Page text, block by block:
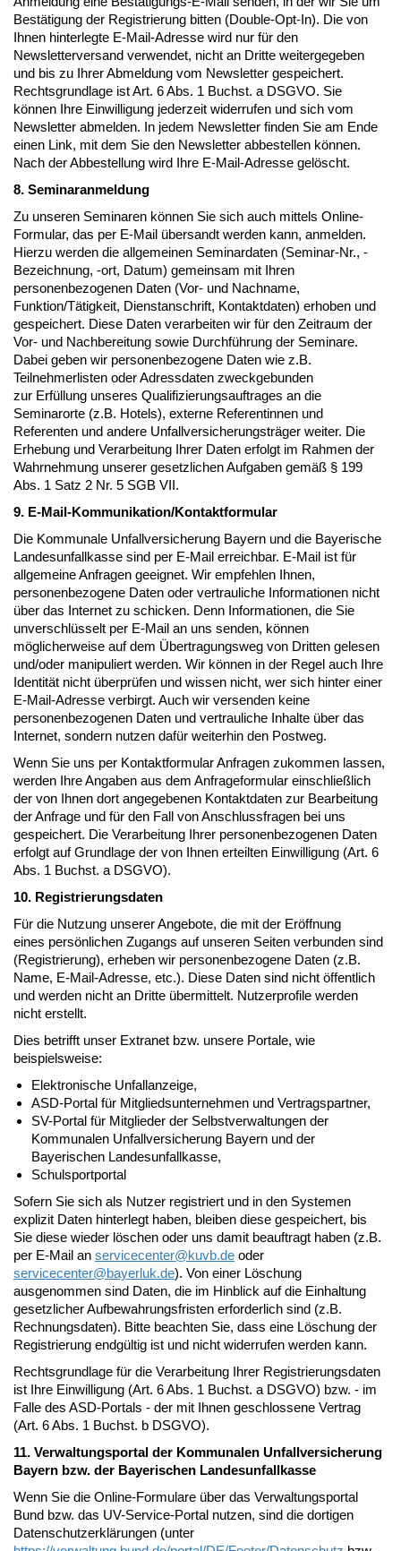
Bestätigung der Registrierung bitten (Double-Opt-In). Die von
Ihnen hinterlegte E-Mail-Adresse wird nur für den
Newsletterversand verwendet, nicht an Dritte weitergegeben
und bis zu Ihrer Abmeldung vom Newsletter gespeichert.
Rechtsgrundlage ist Art. 6 Abs. 1 Buchst. a DSGVO. Sie
können Ihre Einwilligung jederzeit widerrufen und sich vom
Newsletter abmelden. In jedem Newsletter finden Sie am Ende
einen Link, mit dem Sie den Newsletter abbestellen können.
Nach der Abbestellung wird Ihre E-Mail-Adresse gelöscht.
8. Seminaranmeldung
Zu unseren Seminaren können Sie sich auch mittels Online-
Formular, das per E-Mail übersandt werden kann, anmelden.
Hierzu werden die allgemeinen Seminardaten (Seminar-Nr., -
Bezeichnung, -ort, Datum) gemeinsam mit Ihren
personenbezogenen Daten (Vor- und Nachname,
Funktion/Tätigkeit, Dienstanschrift, Kontaktdaten) erhoben und
gespeichert. Diese Daten verarbeiten wir für den Zeitraum der
Vor- und Nachbereitung sowie Durchführung der Seminare.
Dabei geben wir personenbezogene Daten wie z.B.
Teilnehmerlisten oder Adressdaten zweckgebunden
zur Erfüllung unseres Qualifizierungsauftrages an die
Seminarorte (z.B. Hotels), externe Referentinnen und
Referenten und andere Unfallversicherungsträger weiter. Die
Erhebung und Verarbeitung Ihrer Daten erfolgt im Rahmen der
Wahrnehmung unserer gesetzlichen Aufgaben gemäß § 199
Abs. 1 Satz 2 Nr. 5 SGB VII.
9. E-Mail-Kommunikation/Kontaktformular
Die Kommunale Unfallversicherung Bayern und die Bayerische
Landesunfallkasse sind per E-Mail erreichbar. E-Mail ist für
allgemeine Anfragen geeignet. Wir empfehlen Ihnen,
personenbezogene Daten oder vertrauliche Informationen nicht
über das Internet zu schicken. Denn Informationen, die Sie
unverschlüsselt per E-Mail an uns senden, können
möglicherweise auf dem Übertragungsweg von Dritten gelesen
und/oder manipuliert werden. Wir können in der Regel auch Ihre
Identität nicht überprüfen und wissen nicht, wer sich hinter einer
E-Mail-Adresse verbirgt. Auch wir versenden keine
personenbezogenen Daten und vertrauliche Inhalte über das
Internet, sondern nutzen dafür weiterhin den Postweg.
Wenn Sie uns per Kontaktformular Anfragen zukommen lassen,
werden Ihre Angaben aus dem Anfrageformular einschließlich
der von Ihnen dort angegebenen Kontaktdaten zur Bearbeitung
der Anfrage und für den Fall von Anschlussfragen bei uns
gespeichert. Die Verarbeitung Ihrer personenbezogenen Daten
erfolgt auf Grundlage der von Ihnen erteilten Einwilligung (Art. 6
Abs. 1 Buchst. a DSGVO).
10. Registrierungsdaten
Für die Nutzung unserer Angebote, die mit der Eröffnung
eines persönlichen Zugangs auf unseren Seiten verbunden sind
(Registrierung), erheben wir personenbezogene Daten (z.B.
Name, E-Mail-Adresse, etc.). Diese Daten sind nicht öffentlich
und werden nicht an Dritte übermittelt. Nutzerprofile werden
nicht erstellt.
Dies betrifft unser Extranet bzw. unsere Portale, wie
beispielsweise:
Elektronische Unfallanzeige,
ASD-Portal für Mitgliedsunternehmen und Vertragspartner,
SV-Portal für Mitglieder der Selbstverwaltungen der
Kommunalen Unfallversicherung Bayern und der
Bayerischen Landesunfallkasse,
Schulsportportal
Sofern Sie sich als Nutzer registriert und in den Systemen
explizit Daten hinterlegt haben, bleiben diese gespeichert, bis
Sie diese wieder löschen oder uns damit beauftragt haben (z.B.
per E-Mail an servicecenter@kuvb.de oder
servicecenter@bayerluk.de). Von einer Löschung
ausgenommen sind Daten, die im Hinblick auf die Einhaltung
gesetzlicher Aufbewahrungsfristen erforderlich sind (z.B.
Rechnungsdaten). Bitte beachten Sie, dass eine Löschung der
Registrierung endgültig ist und nicht widerrufen werden kann.
Rechtsgrundlage für die Verarbeitung Ihrer Registrierungsdaten
ist Ihre Einwilligung (Art. 6 Abs. 1 Buchst. a DSGVO) bzw. - im
Falle des ASD-Portals - der mit Ihnen geschlossene Vertrag
(Art. 6 Abs. 1 Buchst. b DSGVO).
11. Verwaltungsportal der Kommunalen Unfallversicherung
Bayern bzw. der Bayerischen Landesunfallkasse
Wenn Sie die Online-Formulare über das Verwaltungsportal
Bund bzw. das UV-Service-Portal nutzen, sind die dortigen
Datenschutzerklärungen (unter